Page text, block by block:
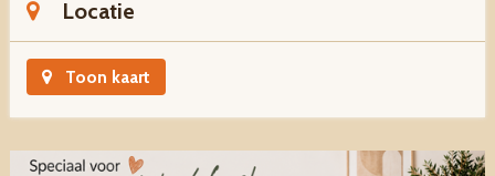
Locatie
Toon kaart